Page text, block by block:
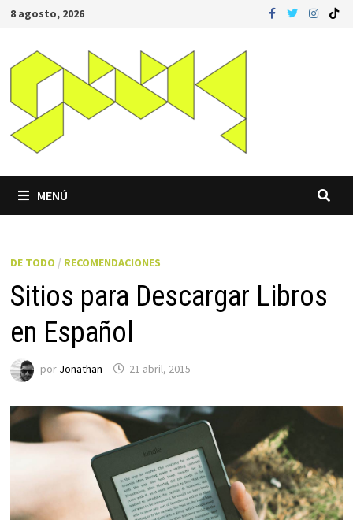
Saltar
contenido
8 agosto, 2026
MENÚ
DE TODO / RECOMENDACIONES
Sitios para Descargar Libros
en Español
por Jonathan 21 abril, 2015